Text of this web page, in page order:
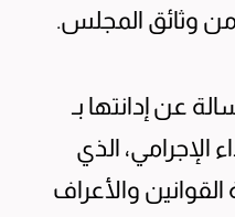
وثائق المجلس.
عن إدانتها بـ
الإجرامي، الذي
والأعراف